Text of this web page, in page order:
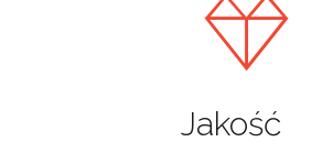
Jakość